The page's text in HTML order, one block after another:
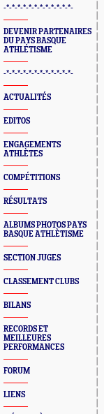
-*-*-*-*-*-*-*-*-*-*-*-*-
DEVENIR PARTENAIRES
DU PAYS BASQUE
ATHLÉTISME
-*-*-*-*-*-*-*-*-*-*-*-*-
ACTUALITÉS
EDITOS
ENGAGEMENTS
ATHLÈTES
COMPÉTITIONS
RÉSULTATS
ALBUMS PHOTOS PAYS
BASQUE ATHLÈTISME
SECTION JUGES
CLASSEMENT CLUBS
BILANS
RECORDS ET
MEILLEURES
PERFORMANCES
FORUM
LIENS